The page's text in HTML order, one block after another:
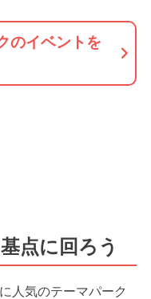
のイベントを
点に回ろう
人気のテーマパーク